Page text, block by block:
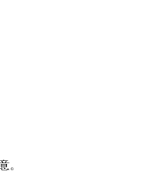
。